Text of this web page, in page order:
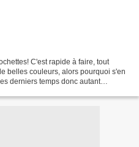
C'est rapide à faire, tout
belles couleurs, alors pourquoi s'en
derniers temps donc autant